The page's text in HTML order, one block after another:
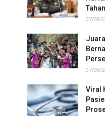
07/08/
07/08/
Viral